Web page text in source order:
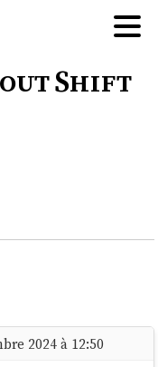
Shift
2024 à 12:50